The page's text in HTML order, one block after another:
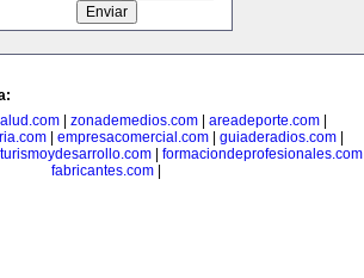
| zonademedios.com| areadeporte.com|
empresacomercial.com guiaderadios.com
turismoydesarrollo.com| formaciondeprofesionales.com|
fabricantes.com